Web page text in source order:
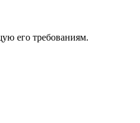
его требованиям.